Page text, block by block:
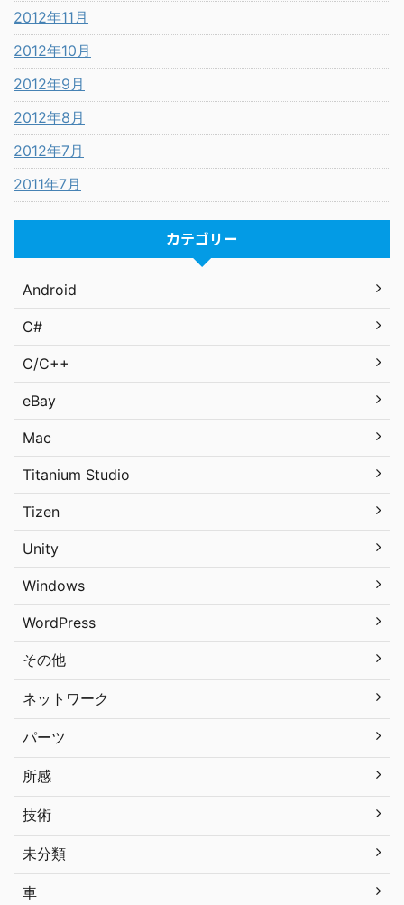
2012年11月
2012年10月
2012年9月
2012年8月
2012年7月
2011年7月
カテゴリー
Android
C#
C/C++
eBay
Mac
Titanium Studio
Tizen
Unity
Windows
WordPress
その他
ネットワーク
パーツ
所感
技術
未分類
車